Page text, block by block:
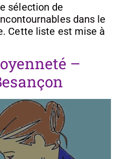
sélection de
dans le
Cette liste est mise à
–